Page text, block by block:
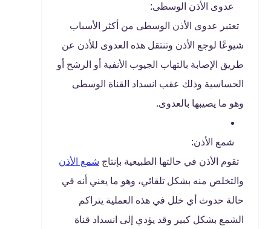
عدوى الأذن الوسطى:
تعتبر عدوى الأذن الوسطى من أكثر الأسباب
شيوعًا لوجع الأذن وتنتقل هذه العدوى للأذن عن
طريق الإصابة بالتهاب الجيوب الأنفية أو الرشح أو
الحساسية وذلك عقب انسداد القناة الوسطى
وهو ما يصيبها بالعدوى.
شمع الأذن:
تقوم الأذن في حالتها الطبيعية بإنتاج شمع الأذن
والتخلص منه بشكل تلقائي، وهو ما يعني أنه في
حالة حدوث أي خلل في هذه العملية يتراكم
الشمع بشكل كبير وقد يؤدي إلى انسداد قناة